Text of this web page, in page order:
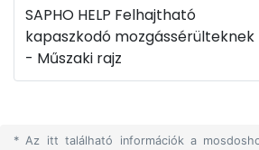
SAPHO HELP Felhajtható
kapaszkodó mozgássérülteknek
- Műszaki rajz
* Az itt található információk a